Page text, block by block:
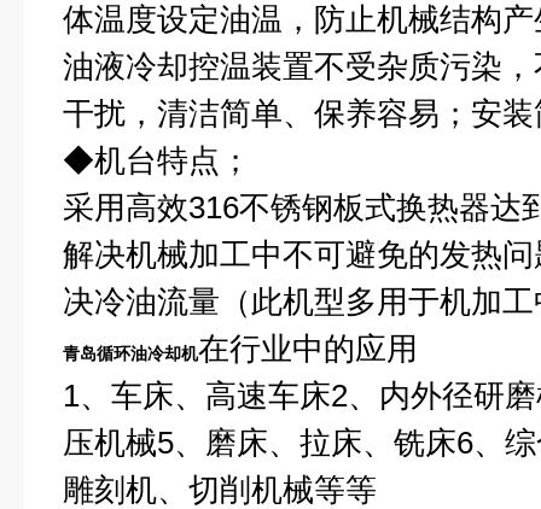
体温度设定油温，防止机械结构
油液冷却控温装置不受杂质污染
干扰，清洁简单、保养容易；安
◆机台特点；
采用高效316不锈钢板式换热器达
解决机械加工中不可避免的发热
决冷油流量（此机型多用于机加
青岛循环油冷却机在行业中的应用
1、车床、高速车床2、内外径研
压机械5、磨床、拉床、铣床6、
雕刻机、切削机械等等